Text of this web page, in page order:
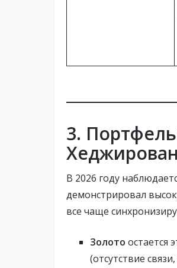
3.
В 2026 году
демонстрировал
все чаще
Золото остается
(отсутствие